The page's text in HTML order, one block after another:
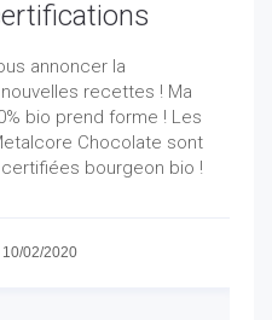
annoncer la
recettes ! Ma
bio prend forme ! Les
Chocolate sont
bourgeon bio !
10/02/2020